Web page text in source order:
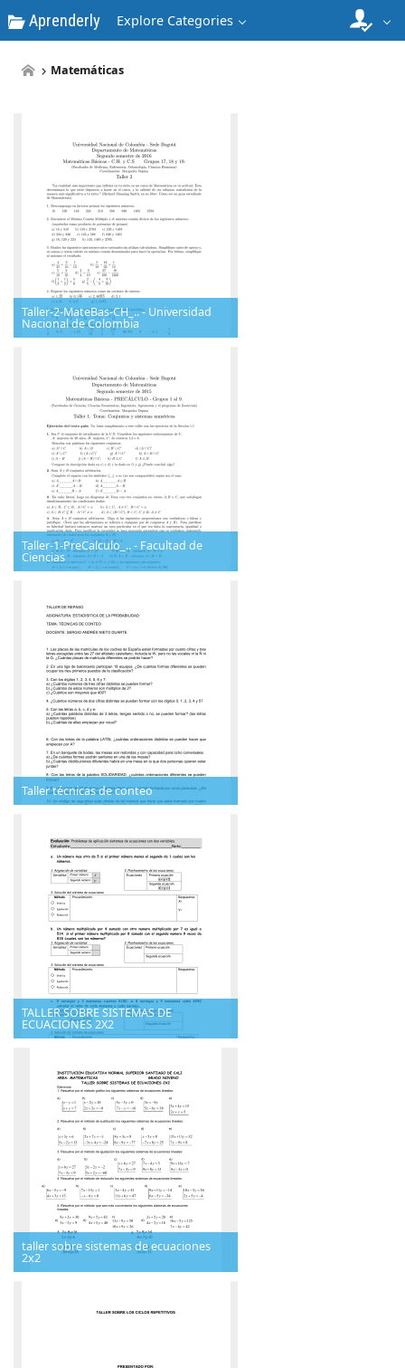
Aprenderly Explore Categories
Matemáticas
Taller-2-MateBas-CH_.. - Universidad
Nacional de Colombia
Taller-1-PreCalculo_.. - Facultad de
Ciencias
Taller técnicas de conteo
TALLER SOBRE SISTEMAS DE
ECUACIONES 2X2
taller sobre sistemas de ecuaciones
2x2